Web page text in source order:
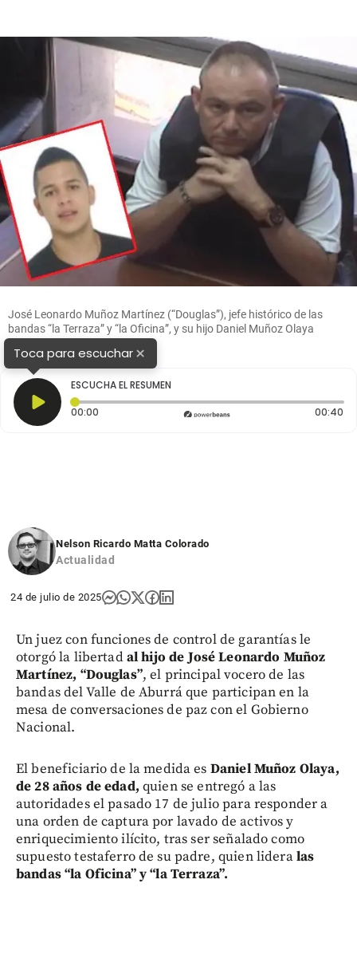
José Leonardo Muñoz Martínez (“Douglas”), jefe histórico de las
bandas “la Terraza” y “la Oficina”, y su hijo Daniel Muñoz Olaya
(recuadro). FOTOS: Cortesía
Toca para escuchar×
ESCUCHA EL RESUMEN
00:00 Tiempo transcurrido: 0 segundos 00:40
Nelson Ricardo Matta Colorado
Actualidad
24 de julio de 2025
Un juez con funciones de control de garantías le
otorgó la libertadal hijo de José Leonardo Muñoz
Martínez, “Douglas”, el principal vocero de las
bandas del Valle de Aburrá que participan en la
mesa de conversaciones de paz con el Gobierno
Nacional.
El beneficiario de la medida es Daniel Muñoz Olaya,
de 28 años de edad, quien se entregó a las
autoridades el pasado 17 de julio para responder a
una orden de captura por lavado de activos y
enriquecimiento ilícito, tras ser señalado como
supuesto testaferro de su padre, quien lideralas
bandas “la Oficina” y “la Terraza”.